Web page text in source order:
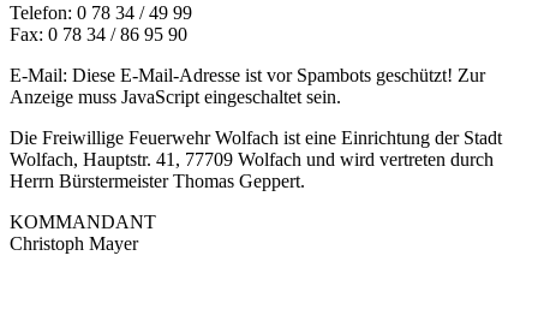
Telefon: 0 78 34 / 49 99
Fax: 0 78 34 / 86 95 90
E-Mail: Diese E-Mail-Adresse ist vor Spambots geschützt! Zur
Anzeige muss JavaScript eingeschaltet sein.
Die Freiwillige Feuerwehr Wolfach ist eine Einrichtung der Stadt
Wolfach, Hauptstr. 41, 77709 Wolfach und wird vertreten durch
Herrn Bürstermeister Thomas Geppert.
KOMMANDANT
Christoph Mayer